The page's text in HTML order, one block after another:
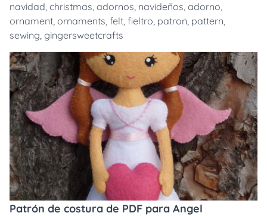
navidad, christmas, adornos, navideños, adorno,
ornament, ornaments, felt, fieltro, patron, pattern,
sewing, gingersweetcrafts
Patrón de costura de PDF para Angel